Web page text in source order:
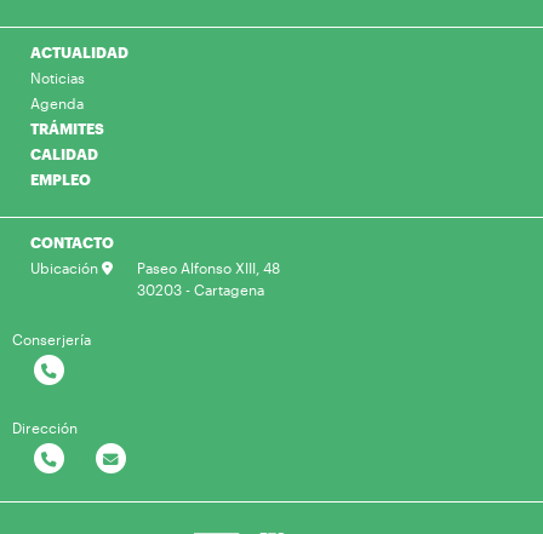
ACTUALIDAD
Noticias
Agenda
TRÁMITES
CALIDAD
EMPLEO
CONTACTO
Ubicación
Paseo Alfonso XIII, 48
30203 - Cartagena
Conserjería
Dirección